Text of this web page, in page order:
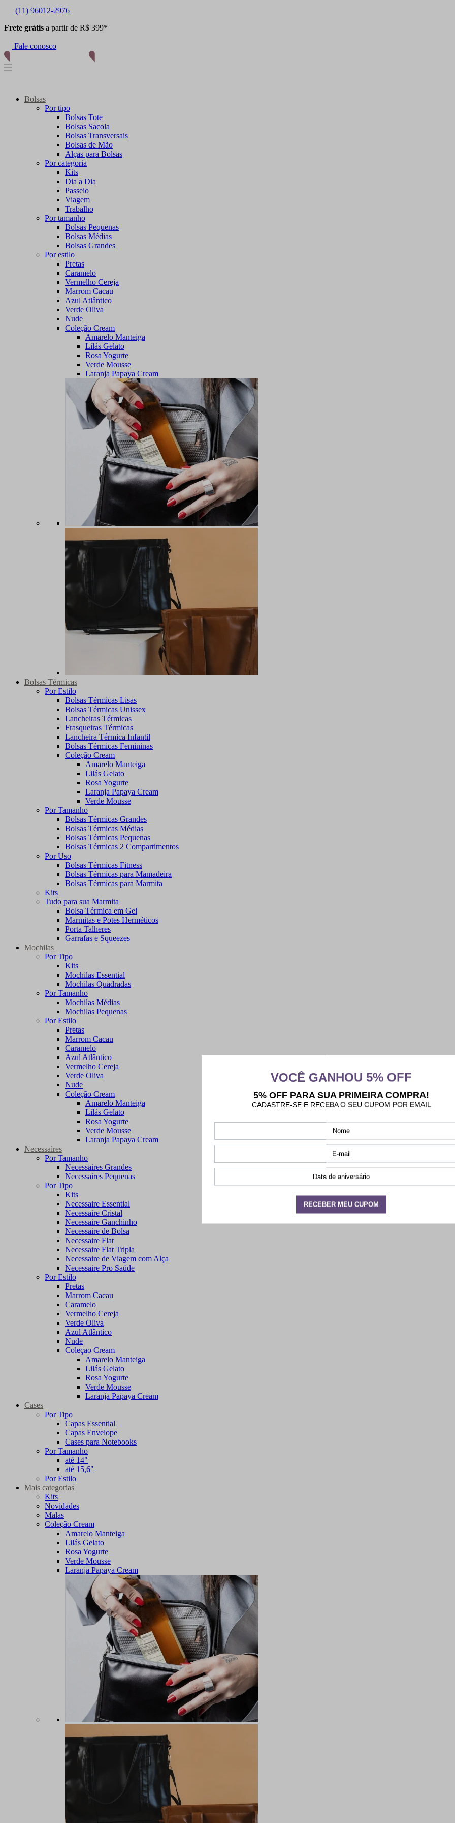
(11) 96012-2976
Frete grátis a partir de R$ 399*
Fale conosco
Bolsas
Por tipo
Bolsas Tote
Bolsas Sacola
Bolsas Transversais
Bolsas de Mão
Alças para Bolsas
Por categoria
Kits
Dia a Dia
Passeio
Viagem
Trabalho
Por tamanho
Bolsas Pequenas
Bolsas Médias
Bolsas Grandes
Por estilo
Pretas
Caramelo
Vermelho Cereja
Marrom Cacau
Azul Atlântico
Verde Oliva
Nude
Coleção Cream
Amarelo Manteiga
Lilás Gelato
Rosa Yogurte
Verde Mousse
Laranja Papaya Cream
Bolsas Térmicas
Por Estilo
Bolsas Térmicas Lisas
Bolsas Térmicas Unissex
Lancheiras Térmicas
Frasqueiras Térmicas
Lancheira Térmica Infantil
Bolsas Térmicas Femininas
Coleção Cream
Amarelo Manteiga
Lilás Gelato
Rosa Yogurte
Laranja Papaya Cream
Verde Mousse
Por Tamanho
Bolsas Térmicas Grandes
Bolsas Térmicas Médias
Bolsas Térmicas Pequenas
Bolsas Térmicas 2 Compartimentos
Por Uso
Bolsas Térmicas Fitness
Bolsas Térmicas para Mamadeira
Bolsas Térmicas para Marmita
Kits
Tudo para sua Marmita
Bolsa Térmica em Gel
Marmitas e Potes Herméticos
Porta Talheres
Garrafas e Squeezes
Mochilas
Por Tipo
Kits
Mochilas Essential
Mochilas Quadradas
Por Tamanho
Mochilas Médias
Mochilas Pequenas
Por Estilo
Pretas
Marrom Cacau
Caramelo
Azul Atlântico
Vermelho Cereja
Verde Oliva
Nude
Coleção Cream
Amarelo Manteiga
Lilás Gelato
Rosa Yogurte
Verde Mousse
Laranja Papaya Cream
Necessaires
Por Tamanho
Necessaires Grandes
Necessaires Pequenas
Por Tipo
Kits
Necessaire Essential
Necessaire Cristal
Necessaire Ganchinho
Necessaire de Bolsa
Necessaire Flat
Necessaire Flat Tripla
Necessaire de Viagem com Alça
Necessaire Pro Saúde
Por Estilo
Pretas
Marrom Cacau
Caramelo
Vermelho Cereja
Verde Oliva
Azul Atlântico
Nude
Coleçao Cream
Amarelo Manteiga
Lilás Gelato
Rosa Yogurte
Verde Mousse
Laranja Papaya Cream
Cases
Por Tipo
Capas Essential
Capas Envelope
Cases para Notebooks
Por Tamanho
até 14"
até 15,6"
Por Estilo
Mais categorias
Kits
Novidades
Malas
Coleção Cream
Amarelo Manteiga
Lilás Gelato
Rosa Yogurte
Verde Mousse
Laranja Papaya Cream